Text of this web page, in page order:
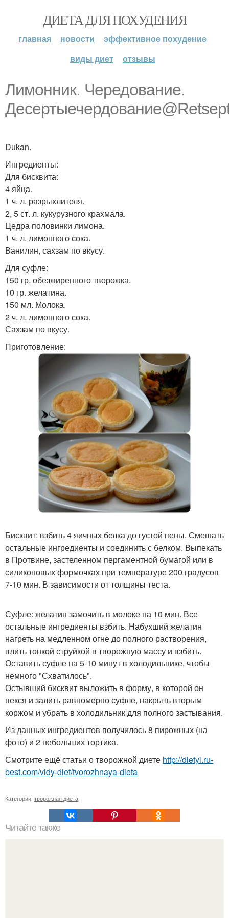
ДИЕТА ДЛЯ ПОХУДЕНИЯ
главная новости
эффективное похудение
виды диет
отзывы
Лимонник. Чередование.
Dukan.
Ингредиенты:
Для бисквита:
4 яйца.
1 ч. л. разрыхлителя.
2, 5 ст. л. кукурузного крахмала.
Цедра половинки лимона.
1 ч. л. лимонного сока.
Ванилин, сахзам по вкусу.
Для суфле:
150 гр. обезжиренного творожка.
10 гр. желатина.
150 мл. Молока.
2 ч. л. лимонного сока.
Сахзам по вкусу.
Приготовление:
Бисквит: взбить 4 яичных белка до густой пены. Смешать
остальные ингредиенты и соединить с белком. Выпекать
в Протвине, застеленном пергаментной бумагой или в
силиконовых формочках при температуре 200 градусов
7-10 мин. В зависимости от толщины теста.
Суфле: желатин замочить в молоке на 10 мин. Все
остальные ингредиенты взбить. Набухший желатин
нагреть на медленном огне до полного растворения,
влить тонкой струйкой в творожную массу и взбить.
Оставить суфле на 5-10 минут в холодильнике, чтобы
немного "Схватилось".
Остывший бисквит выложить в форму, в которой он
пекся и залить равномерно суфле, накрыть вторым
коржом и убрать в холодильник для полного застывания.
Из данных ингредиентов получилось 8 пирожных (на
фото) и 2 небольших тортика.
Смотрите ещё статьи о творожной диете http://dietyi.ru-
best.com/vidy-diet/tvorozhnaya-dieta
Категории: творожная диета
Читайте также